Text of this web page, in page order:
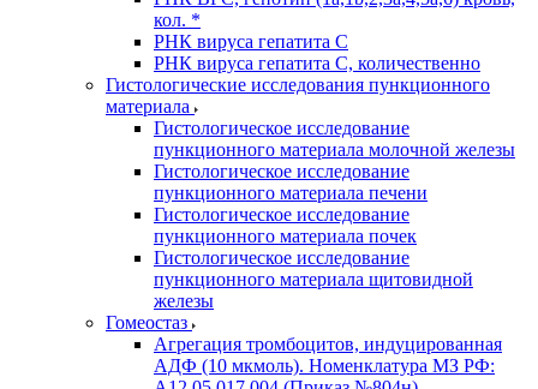
кол. *
РНК вируса гепатита C
РНК вируса гепатита C, количественно
Гистологические исследования пункционного
материала
Гистологическое исследование
пункционного материала молочной железы
Гистологическое исследование
пункционного материала печени
Гистологическое исследование
пункционного материала почек
Гистологическое исследование
пункционного материала щитовидной
железы
Гомеостаз
Агрегация тромбоцитов, индуцированная
АДФ (10 мкмоль). Номенклатура МЗ РФ: